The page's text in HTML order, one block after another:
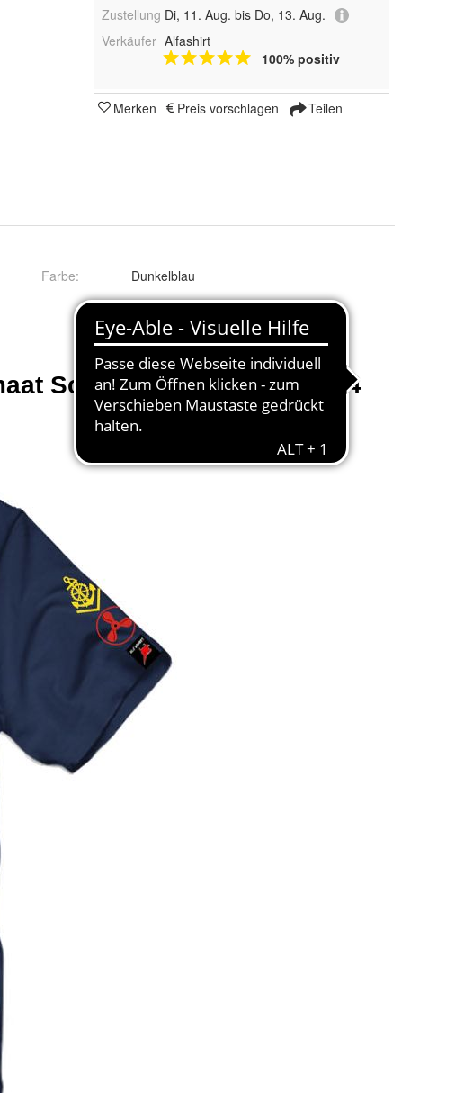
Zustellung Di, 11. Aug. bis Do, 13. Aug.
Verkäufer Alfashirt
100% positiv
Merken Preis vorschlagen Teilen
Farbe: Dunkelblau